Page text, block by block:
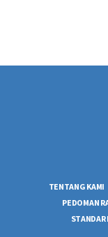
TENTANG KAMI
PEDOMAN
STANDAR